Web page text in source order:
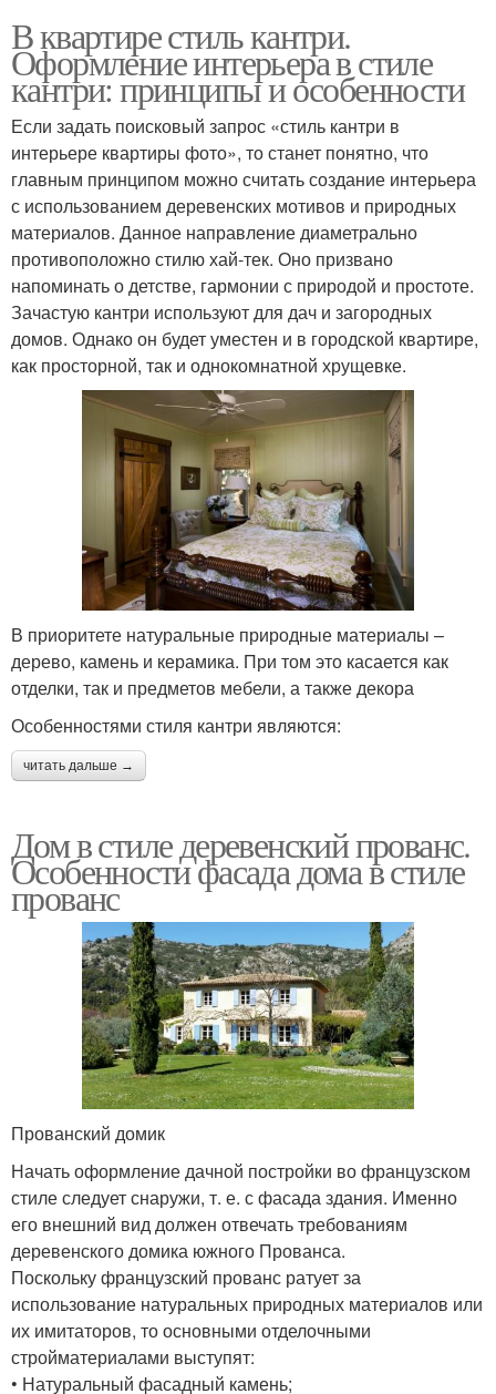
В квартире стиль кантри.
Оформление интерьера в стиле
кантри: принципы и особенности
Если задать поисковый запрос «стиль кантри в
интерьере квартиры фото», то станет понятно, что
главным принципом можно считать создание интерьера
с использованием деревенских мотивов и природных
материалов. Данное направление диаметрально
противоположно стилю хай-тек. Оно призвано
напоминать о детстве, гармонии с природой и простоте.
Зачастую кантри используют для дач и загородных
домов. Однако он будет уместен и в городской квартире,
как просторной, так и однокомнатной хрущевке.
В приоритете натуральные природные материалы –
дерево, камень и керамика. При том это касается как
отделки, так и предметов мебели, а также декора
Особенностями стиля кантри являются:
читать дальше →
Дом в стиле деревенский прованс.
Особенности фасада дома в стиле
прованс
Прованский домик
Начать оформление дачной постройки во французском
стиле следует снаружи, т. е. с фасада здания. Именно
его внешний вид должен отвечать требованиям
деревенского домика южного Прованса.
Поскольку французский прованс ратует за
использование натуральных природных материалов или
их имитаторов, то основными отделочными
стройматериалами выступят:
• Натуральный фасадный камень;